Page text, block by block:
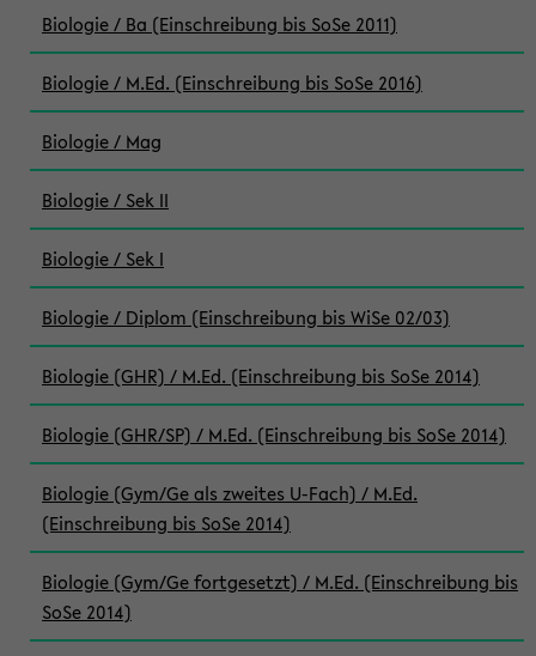
Biologie / Ba (Einschreibung bis SoSe 2011)
Biologie / M.Ed. (Einschreibung bis SoSe 2016)
Biologie / Mag
Biologie / Sek II
Biologie / Sek I
Biologie / Diplom (Einschreibung bis WiSe 02/03)
Biologie (GHR) / M.Ed. (Einschreibung bis SoSe 2014)
Biologie (GHR/SP) / M.Ed. (Einschreibung bis SoSe 2014)
Biologie (Gym/Ge als zweites U-Fach) / M.Ed.
(Einschreibung bis SoSe 2014)
Biologie (Gym/Ge fortgesetzt) / M.Ed. (Einschreibung bis
SoSe 2014)